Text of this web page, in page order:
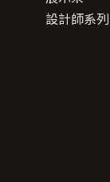
設計師系列